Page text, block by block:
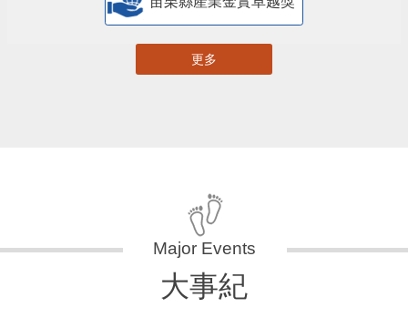
更多
大事紀